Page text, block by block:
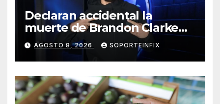
Declaran accidental la
muerte de Brandon Clarke
por consumo de heroína y
cocaína
AGOSTO 8, 2026 SOPORTEINFIX